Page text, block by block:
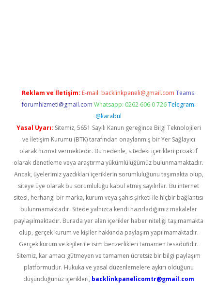
Reklam ve İletişim: E-mail: backlinkpaneli@gmail.com Teams:
forumhizmeti@gmail.com Whatsapp: 0262 606 0 726 Telegram:
@karabul
Yasal Uyarı: Sitemiz, 5651 Sayılı Kanun gereğince Bilgi Teknolojileri
ve İletişim Kurumu (BTK) tarafından onaylanmış bir Yer Sağlayıcı
olarak hizmet vermektedir. Bu nedenle, sitedeki içerikleri proaktif
olarak denetleme veya araştırma yükümlülüğümüz bulunmamaktadır.
Ancak, üyelerimiz yazdıkları içeriklerin sorumluluğunu taşımakta olup,
siteye üye olarak bu sorumluluğu kabul etmiş sayılırlar. Bu internet
sitesi, herhangi bir marka, kurum veya şahıs şirketi ile hiçbir bağlantısı
bulunmamaktadır. Sitede yalnızca kendi hazırladığımız makaleler
paylaşılmaktadır. Burada yer alan içerikler haber niteliği taşımamakta
olup, gerçek kurum ve kişiler hakkında paylaşım yapılmamaktadır.
Gerçek kurum ve kişiler ile isim benzerlikleri tamamen tesadüfidir.
Sitemiz, kar amacı gütmeyen ve tamamen ücretsiz bir bilgi paylaşım
platformudur. Hukuka ve yasal düzenlemelere aykırı olduğunu
düşündüğünüz içerikleri, backlinkpanelicomtr@gmail.com